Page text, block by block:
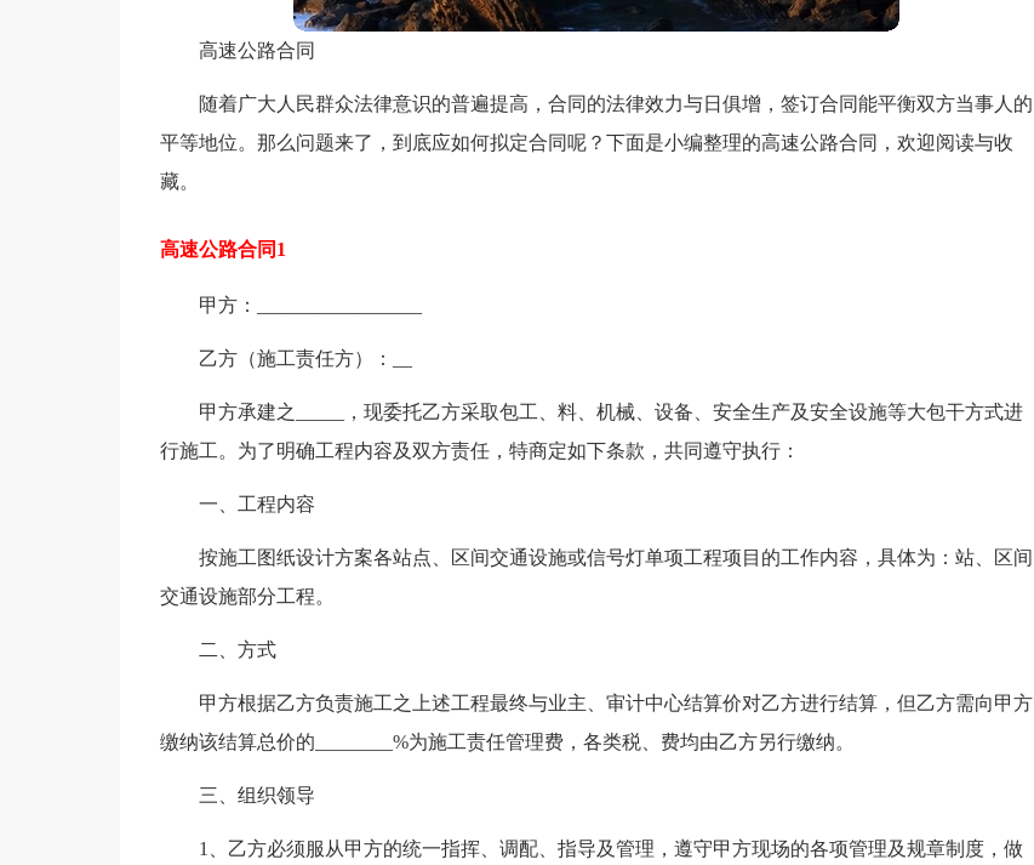
高速公路合同
随着广大人民群众法律意识的普遍提高，合同的法律效力与日俱增，签订合同能平衡双方当事人的
平等地位。那么问题来了，到底应如何拟定合同呢？下面是小编整理的高速公路合同，欢迎阅读与收
藏。
高速公路合同1
甲方：_________________
乙方（施工责任方）：__
甲方承建之_____，现委托乙方采取包工、料、机械、设备、安全生产及安全设施等大包干方式进
行施工。为了明确工程内容及双方责任，特商定如下条款，共同遵守执行：
一、工程内容
按施工图纸设计方案各站点、区间交通设施或信号灯单项工程项目的工作内容，具体为：站、区间
交通设施部分工程。
二、方式
甲方根据乙方负责施工之上述工程最终与业主、审计中心结算价对乙方进行结算，但乙方需向甲方
缴纳该结算总价的________%为施工责任管理费，各类税、费均由乙方另行缴纳。
三、组织领导
1、乙方必须服从甲方的统一指挥、调配、指导及管理，遵守甲方现场的各项管理及规章制度，做